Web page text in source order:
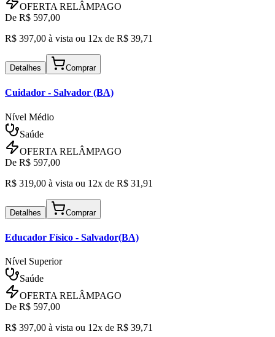
OFERTA RELÂMPAGO
De R$ 597,00
R$ 397,00 à vista ou 12x de R$ 39,71
Detalhes Comprar
Cuidador - Salvador (BA)
Nível Médio
Saúde
OFERTA RELÂMPAGO
De R$ 597,00
R$ 319,00 à vista ou 12x de R$ 31,91
Detalhes Comprar
Educador Físico - Salvador(BA)
Nível Superior
Saúde
OFERTA RELÂMPAGO
De R$ 597,00
R$ 397,00 à vista ou 12x de R$ 39,71